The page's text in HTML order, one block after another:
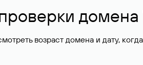
возраст домена и дату,